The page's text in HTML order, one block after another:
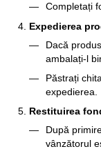
Completați
Expedierea
Dacă
ambalați-l
Păstrați
expedierea.
Restituirea
După
vânzătorul